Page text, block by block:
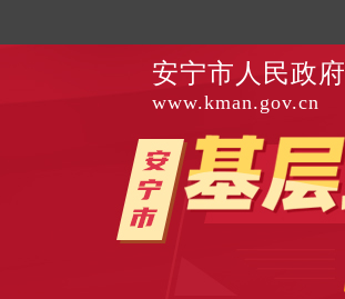
安宁市人民政府
www.kman.gov.cn